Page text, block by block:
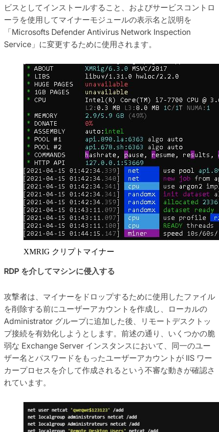
ビスとしてインストールすること、およびサービスコントロ
ーラを使用してマイナーモジュールの表示名と説明を
「Microsofts Defender Antivirus Network Inspection
Service」に変更するために使用されます。
XMRIG クリプトマイナー
RDP を介してマシンに侵入する
攻撃者は、マイナーをドロップするために使用したファイル
を削除する前にユーザーアカウントを作成し、ローカルの
Administrator グループに追加した後、リモートデスクトッ
プ接続を有効化しようとします。前述の通り、いくつかの脆
弱な Exchange Server インスタンスにおいて、同一のユー
ザー名とパスワードをもったユーザーアカウントが IIS ワー
カープロセスを介して作成されるという不審な動きが確認さ
れています。